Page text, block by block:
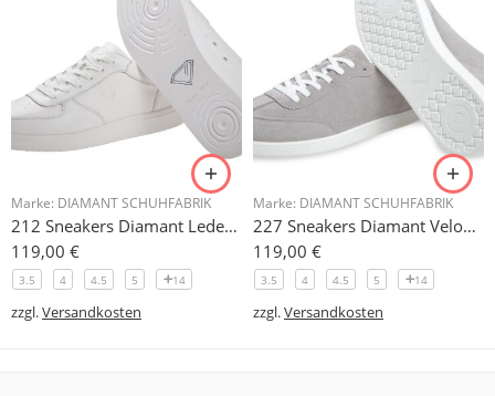
Marke: DIAMANT SCHUHFABRIK
212 Sneakers Diamant Leder weiss, drehfreudige Kunststoffsohle
119,00 €
3.5 4 4.5 5 14
zzgl.Versandkosten
Marke: DIAMANT SCHUHFABRIK
227 Sneakers Diamant Veloursleder hellgrau, drehfreudige Kunststoffsohle
119,00 €
3.5 4 4.5 5 14
zzgl.Versandkosten